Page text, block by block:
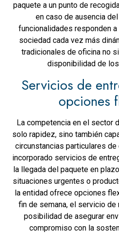
paquete a un punto de
en caso de ausencia
funcionalidades responden
sociedad cada vez más
tradicionales de oficina no
disponibilidad de
Servicios de
opciones
La competencia en el sector
solo rapidez, sino también
circunstancias particulares
incorporado servicios de
la llegada del paquete en
situaciones urgentes o
la entidad ofrece opciones
fin de semana, el servicio
posibilidad de asegurar
compromiso con la